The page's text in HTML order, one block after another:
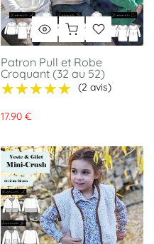
Patron Pull et Robe
Croquant (32 au 52)
★★★★★
★★★★★ (2 avis)
17.90 €